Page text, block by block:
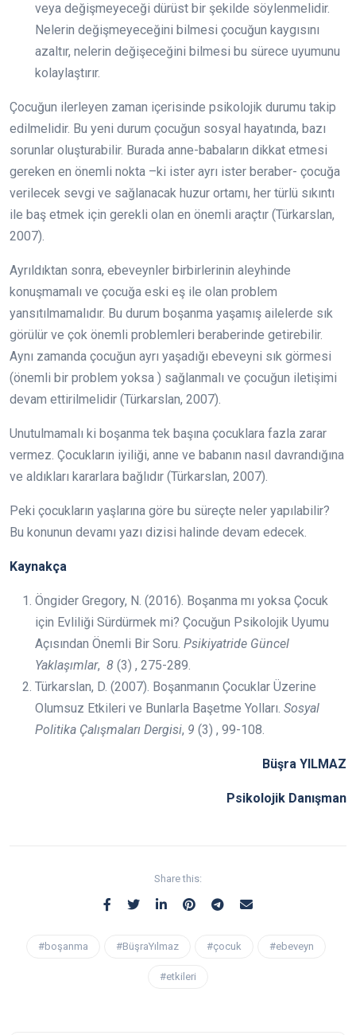
veya değişmeyeceği dürüst bir şekilde söylenmelidir.
Nelerin değişmeyeceğini bilmesi çocuğun kaygısını
azaltır, nelerin değişeceğini bilmesi bu sürece uyumunu
kolaylaştırır.
Çocuğun ilerleyen zaman içerisinde psikolojik durumu takip
edilmelidir. Bu yeni durum çocuğun sosyal hayatında, bazı
sorunlar oluşturabilir. Burada anne-babaların dikkat etmesi
gereken en önemli nokta –ki ister ayrı ister beraber- çocuğa
verilecek sevgi ve sağlanacak huzur ortamı, her türlü sıkıntı
ile baş etmek için gerekli olan en önemli araçtır (Türkarslan,
2007).
Ayrıldıktan sonra, ebeveynler birbirlerinin aleyhinde
konuşmamalı ve çocuğa eski eş ile olan problem
yansıtılmamalıdır. Bu durum boşanma yaşamış ailelerde sık
görülür ve çok önemli problemleri beraberinde getirebilir.
Aynı zamanda çocuğun ayrı yaşadığı ebeveyni sık görmesi
(önemli bir problem yoksa ) sağlanmalı ve çocuğun iletişimi
devam ettirilmelidir (Türkarslan, 2007).
Unutulmamalı ki boşanma tek başına çocuklara fazla zarar
vermez. Çocukların iyiliği, anne ve babanın nasıl davrandığına
ve aldıkları kararlara bağlıdır (Türkarslan, 2007).
Peki çocukların yaşlarına göre bu süreçte neler yapılabilir?
Bu konunun devamı yazı dizisi halinde devam edecek.
Kaynakça
Öngider Gregory, N. (2016). Boşanma mı yoksa Çocuk
için Evliliği Sürdürmek mi? Çocuğun Psikolojik Uyumu
Açısından Önemli Bir Soru. Psikiyatride Güncel
Yaklaşımlar, 8 (3) , 275-289.
Türkarslan, D. (2007). Boşanmanın Çocuklar Üzerine
Olumsuz Etkileri ve Bunlarla Başetme Yolları. Sosyal
Politika Çalışmaları Dergisi, 9 (3) , 99-108.
Büşra YILMAZ
Psikolojik Danışman
Share this:
#boşanma #BüşraYılmaz #çocuk #ebeveyn
#etkileri